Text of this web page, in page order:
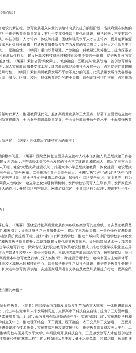
亮点呢？
设的新征程、教育发展进入从量的供给转向质的提升的新阶段，省政府颁布实施的
于推进教育高质量发展，有利于支撑引领四川现代化建设。概括起来，主要有四个
科技创新、人才培养一体统筹推进，围绕加强高水平人才自主培养、提升创新策源
系列针对性举措，打通教育服务新质生产力发展的堵点痛点，提升人才供给自主可
二是融合性。《纲要》紧扣职普融通、产教融合、科教融汇统筹推进，提出探索省
创新伙伴行动、建设环高校科技成果转移转化经济圈等若干举措，促进教育横向贯
性。《纲要》紧扣省委“四化同步、城乡融合、五区共兴”发展战略，首创教育服务
深入实施教育服务支撑工程，建强教育赋能经济社会发展平台，必将促进产业建圈
行性。《纲要》紧扣四川教育发展不平衡不充分的问题，把高质量发展作为各级各
小城乡、区域、校际、群体教育差距的若干举措，首创多项可行性措施，必将推动
时代新人、推进教育现代化、服务高质量发展等三大重点，部署了全面塑造立德树
新支撑能力、全面服务四川高质量发展、全面提升教育开放合作水平、全面增强教育
格局，《纲要》具体提出了哪些方面的举措？
根本问题。《纲要》围绕坚持把全面落实立德树人根本任务融入到思想政治工作各
设各方面，培养德智体美劳全面发展的社会主义建设者和接班人，提出了三方面举
程，健全“大思政课”建设机制，推进大中小学思想政治教育一体化建设，建设思政
育人”综合改革。二是推动五育并举综合育人。推进以“教”为中心向以“学”为中心转
书等计划，健全学生心理健康工作体系，加强学生网络安全意识、文明素养、行为
人“教联体”，建立常态化沟通协调机制，发挥学校协同育人主导作用，发挥家庭第
的作用，开展网络有害信息、网络游戏沉迷、不良网络行为治理，塑造有利于学生
？
务。《纲要》围绕坚持把高质量发展作为各级各类教育的生命线，夯实基础教育基
和吸引力，提高终身学习公共服务水平，提出了三方面举措。一是办强办优基础教
教育扩优提质工程，建好“家门口”新优质学校，推动市域内高中阶段学校多样化发
和教育教学质量提升；二是加快建设现代职业教育体系。提升职普融通水平，加强关
学校培育行动，探索省域现代职业教育体系建设新模式，推动职业学校毕业生在落
与普通学校毕业生享受同等待遇。三是增强高等教育综合实力。按照研究型、应用
量本科教育攻坚行动，深入实施“双一流”建设贡嘎计划，建构中国自主知识体系，
校区域技术转移转化中心。四是加快推进学习型社会建设。推进终身教育学分银行
大老年教育资源供给，实施国家通用语言文字普及攻坚和质量提升行动，提高全民
方面的举措？
头在教育。《纲要》围绕要面向加快发展新质生产力的重大部署，一体推进教育发
抢占科技竞争和未来发展制高点，支撑高水平科技自立自强，提出了三方面举措。
养培育“沃土计划”，面向具有创新潜质的高中学生实施“脱颖计划”，实施基础学科和
交叉中心，推动理工结合、工工贯通、医工融合、农工交叉和工文渗透。二是提升
关键核心技术攻关，实施前沿科技攻坚突破行动，推进教育部集成攻关大平台、工
动高校与国外高水平大学、科研院所开展科技合作。三是激发教育人才创新创造活
养和使用“萃青工程”，扩大科研团队自主权，健全尽职免责、容错纠错、长周期评